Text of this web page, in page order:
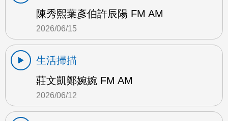
陳秀熙葉彥伯許辰陽 FM AM
2026/06/15
生活掃描
莊文凱鄭婉婉 FM AM
2026/06/12